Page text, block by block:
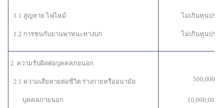
1.1 สูญหาย ไฟไหม้
1.2 การชนกับยานพาหนะทางบก
ไม่เกินทุนประ
ไม่เกินทุนประ
2. ความรับผิดต่อบุคคลภยนอก
2.1 ความเสียหายต่อชีวิต ร่างกายหรืออนามัย
บุคคลภายนอก
500,000
10,000,000